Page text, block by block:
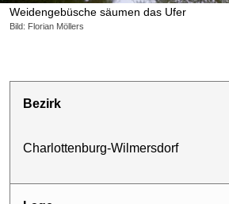
Weidengebüsche säumen das Ufer
Bild: Florian Möllers
Bezirk
Charlottenburg-Wilmersdorf